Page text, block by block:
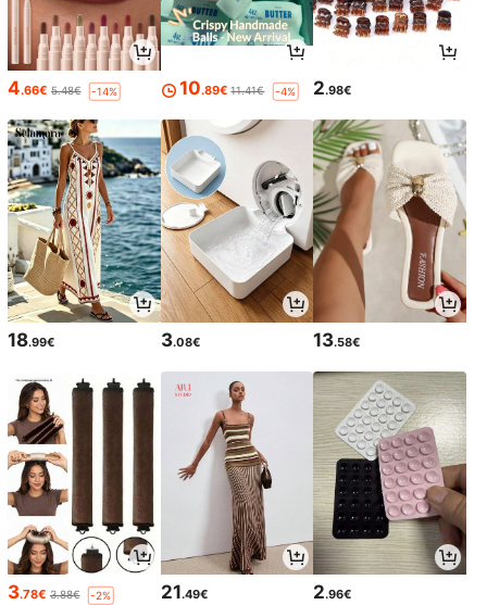
4.66€ 5.48€ -14% 10.89€ 11.41€ -4% 2.98€
18.99€ 3.08€ 13.58€
3.78€ 3.88€ -2% 21.49€ 2.96€